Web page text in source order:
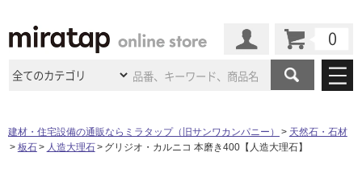
商品カテゴリ
施工事例
建材・住宅設備の通販ならミラタップ（旧サンワカンパニー）
天然石・石材
板石
人造大理石 グリジオ・カルニコ 本磨き400【人造大理石】